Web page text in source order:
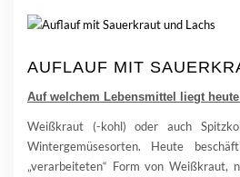
AUFLAUF MIT
Auf welchem Lebensmittel liegt
Weißkraut (-kohl) oder auch
Wintergemüsesorten. Heute
„verarbeiteten“ Form von Weißkraut,